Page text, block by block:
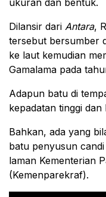
ukuran dan bentuk.
Dilansir dari Antara,
tersebut bersumber
ke laut kemudian
Gamalama pada
Adapun batu di
kepadatan tinggi
Bahkan, ada yang
batu penyusun
laman Kementerian
(Kemenparekraf).